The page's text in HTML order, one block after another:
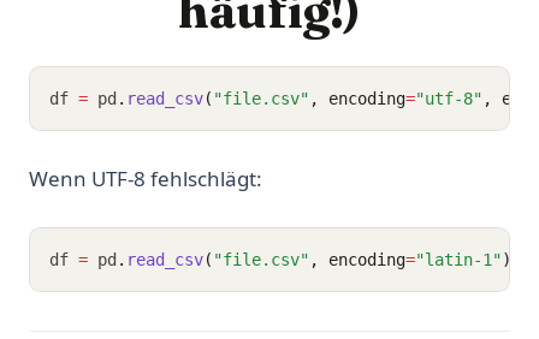
df = pd . read_csv( "file.csv" , encoding="utf-8" ,
Wenn UTF-8 fehlschlägt:
df = pd . read_csv( "file.csv" , encoding="latin-1")